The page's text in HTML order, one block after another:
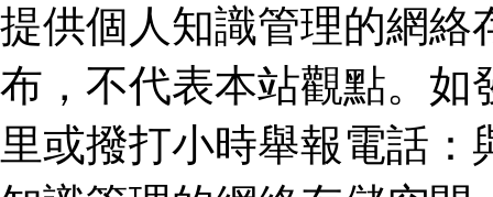
提供個人知識管理的網絡
布，不代表本站觀點。如
里或撥打小時舉報電話